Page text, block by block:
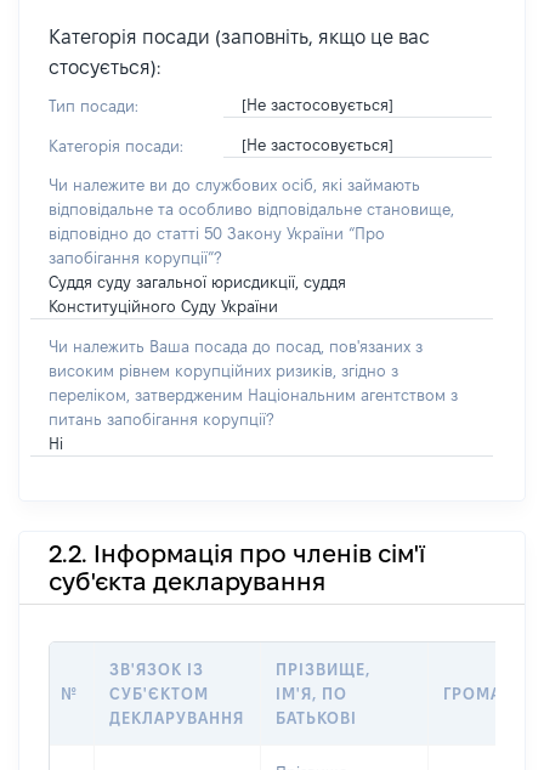
Категорія посади (заповніть, якщо це вас
стосується):
Тип посади: [Не застосовується]
Категорія посади: [Не застосовується]
Чи належите ви до службових осіб, які займають
відповідальне та особливо відповідальне становище,
відповідно до статті 50 Закону України “Про
запобігання корупції”?
Суддя суду загальної юрисдикції, суддя
Конституційного Суду України
Чи належить Ваша посада до посад, пов'язаних з
високим рівнем корупційних ризиків, згідно з
переліком, затвердженим Національним агентством з
питань запобігання корупції?
Ні
2.2. Інформація про членів сім'ї
суб'єкта декларування
№
ЗВ'ЯЗОК ІЗ
СУБ'ЄКТОМ
ДЕКЛАРУВАННЯ
ПРІЗВИЩЕ,
ІМ'Я, ПО
БАТЬКОВІ